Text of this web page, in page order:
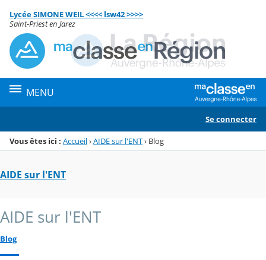
Menu de la rubrique
Contenu
Lycée SIMONE WEIL <<<< lsw42 >>>>
Saint-Priest en Jarez
MENU
Se connecter
Vous êtes ici : Accueil›AIDE sur l'ENT› Blog
AIDE sur l'ENT
AIDE sur l'ENT
Blog